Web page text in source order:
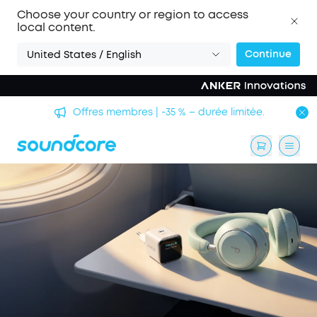
Choose your country or region to access
local content.
United States / English Continue
Offres membres | -35 % – durée limitée.